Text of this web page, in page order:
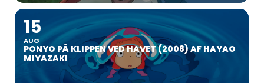
15
AUG
PONYO PÅ KLIPPEN VED HAVET (2008) AF HAYAO
MIYAZAKI